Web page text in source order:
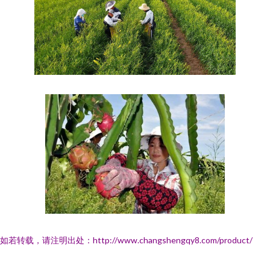
如若转载，请注明出处：http://www.changshengqy8.com/product/